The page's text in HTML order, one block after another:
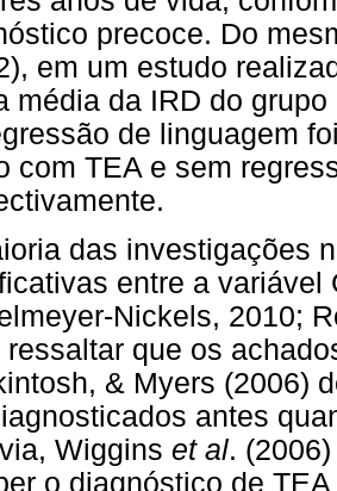
precoce. Do
em um estudo
média da IRD do
de linguagem
com TEA e sem
das investigações
entre a variável
Nickels, 2010;
ressaltar que os
& Myers (2006)
antes
Wiggins et al.
o diagnóstico de